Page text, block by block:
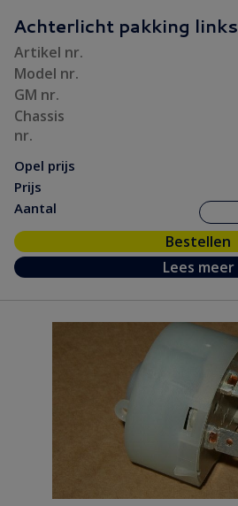
Onderhoud (3)
Ontsteking
Remmen/ Wielen
Vooras/ Stuurinrichting
Achterlicht pakking links
Artikel nr.
Model nr.
GM nr.
Chassis
nr.
Opel prijs
Prijs
Aantal
Bestellen
Lees meer